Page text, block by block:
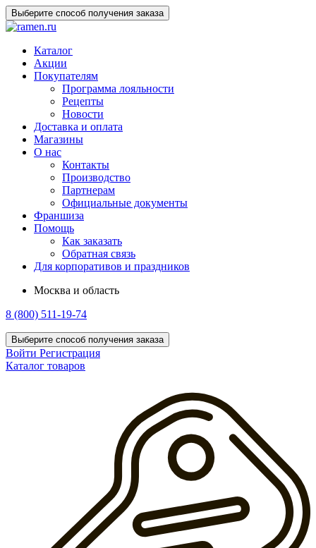
Выберите способ получения заказа
Каталог
Акции
Покупателям
Программа лояльности
Рецепты
Новости
Доставка и оплата
Магазины
О нас
Контакты
Производство
Партнерам
Официальные документы
Франшиза
Помощь
Как заказать
Обратная связь
Для корпоративов и праздников
Москва и область
8 (800) 511-19-74
Выберите способ получения заказа
Войти Регистрация
Каталог товаров